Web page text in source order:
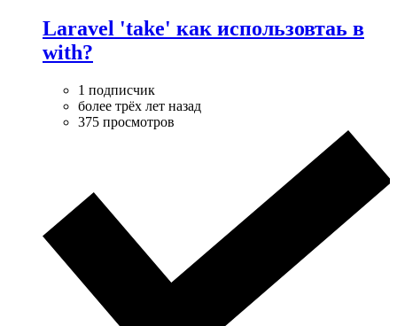
Laravel 'take' как использовтаь в
with?
1 подписчик
более трёх лет назад
375 просмотров